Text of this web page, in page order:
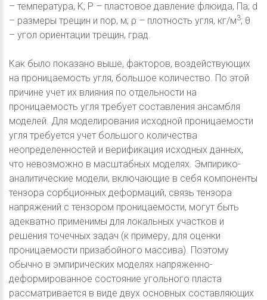
– температура, K; P – пластовое давление флюида, Па; d
– размеры трещин и пор, м; ρ – плотность угля, кг/м3; θ
– угол ориентации трещин, град.
Как было показано выше, факторов, воздействующих
на проницаемость угля, большое количество. По этой
причине учет их влияния по отдельности на
проницаемость угля требует составления ансамбля
моделей. Для моделирования исходной проницаемости
угля требуется учет большого количества
неопределенностей и верификация исходных данных,
что невозможно в масштабных моделях. Эмпирико-
аналитические модели, включающие в себя компоненты
тензора сорбционных деформаций, связь тензора
напряжений с тензором проницаемости, могут быть
адекватно применимы для локальных участков и
решения точечных задач (к примеру, для оценки
проницаемости призабойного массива). Поэтому
обычно в эмпирических моделях напряженно-
деформированное состояние угольного пласта
рассматривается в виде двух основных составляющих